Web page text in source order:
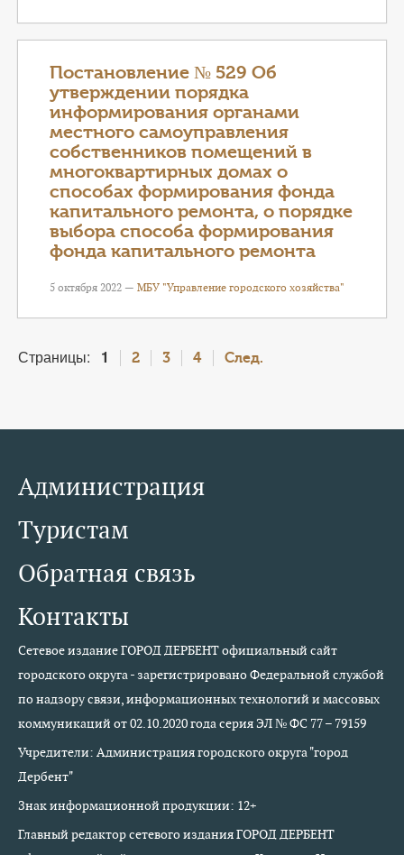
Постановление № 529 Об
утверждении порядка
информирования органами
местного самоуправления
собственников помещений в
многоквартирных домах о
способах формирования фонда
капитального ремонта, о порядке
выбора способа формирования
фонда капитального ремонта
5 октября 2022 — МБУ "Управление городского хозяйства"
Страницы: 1 2 3 4 След.
Администрация
Туристам
Обратная связь
Контакты
Сетевое издание ГОРОД ДЕРБЕНТ официальный сайт
городского округа - зарегистрировано Федеральной службой
по надзору связи, информационных технологий и массовых
коммуникаций от 02.10.2020 года серия ЭЛ № ФС 77 – 79159
Учредители: Администрация городского округа "город
Дербент"
Знак информационной продукции: 12+
Главный редактор сетевого издания ГОРОД ДЕРБЕНТ